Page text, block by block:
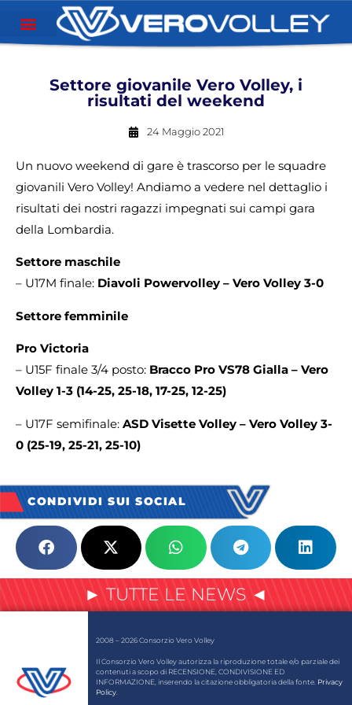
Settore giovanile Vero Volley, i
risultati del weekend
24 Maggio 2021
Un nuovo weekend di gare è trascorso per le squadre
giovanili Vero Volley! Andiamo a vedere nel dettaglio i
risultati dei nostri ragazzi impegnati sui campi gara
della Lombardia.
Settore maschile
– U17M finale: Diavoli Powervolley – Vero Volley 3-0
Settore femminile
Pro Victoria
– U15F finale 3/4 posto: Bracco Pro VS78 Gialla – Vero
Volley 1-3 (14-25, 25-18, 17-25, 12-25)
– U17F semifinale: ASD Visette Volley – Vero Volley 3-
0 (25-19, 25-21, 25-10)
CONDIVIDI SUI SOCIAL
► TUTTE LE NEWS ◄
2008 – 2026 Consorzio Vero Volley
Il Consorzio Vero Volley autorizza la riproduzione totale e/o parziale dei
contenuti a scopo di RECENSIONE, CONDIVISIONE ED
INFORMAZIONE, inserendo la citazione obbligatoria della fonte. Privacy
Policy.